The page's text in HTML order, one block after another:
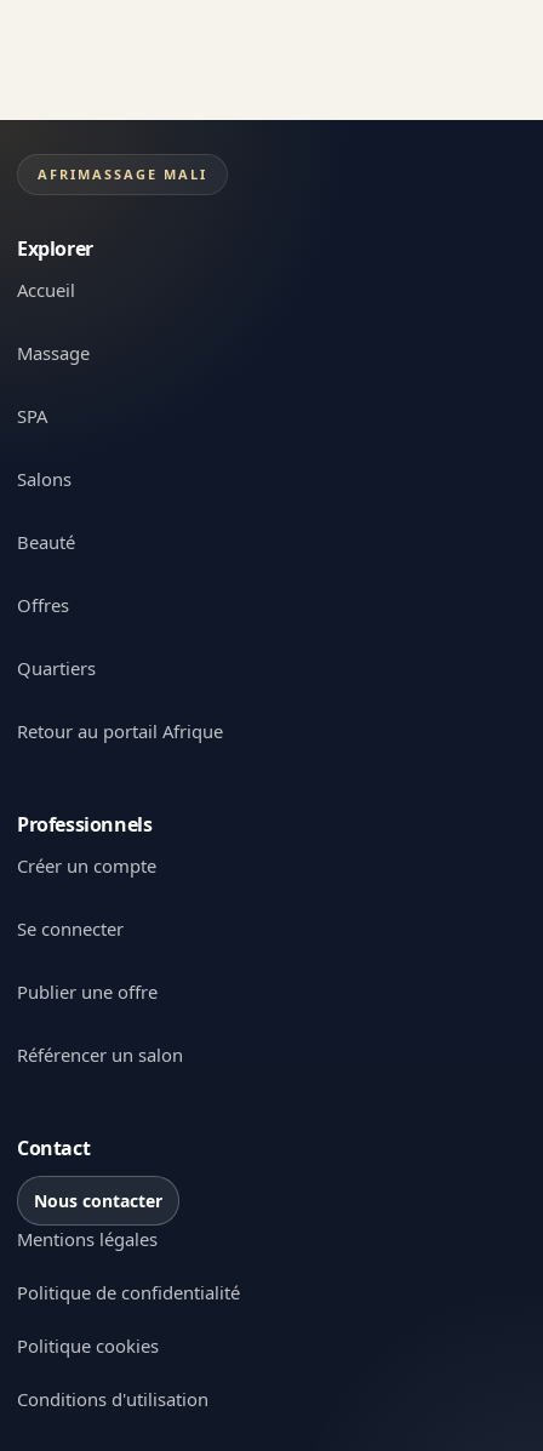
AFRIMASSAGE MALI
Explorer
Accueil
Massage
SPA
Salons
Beauté
Offres
Quartiers
Retour au portail Afrique
Professionnels
Créer un compte
Se connecter
Publier une offre
Référencer un salon
Contact
Nous contacter
Mentions légales
Politique de confidentialité
Politique cookies
Conditions d'utilisation